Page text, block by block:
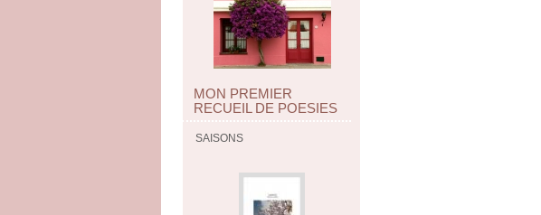
MON PREMIER
RECUEIL DE POESIES
SAISONS